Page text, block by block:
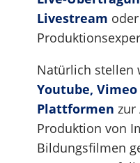
Livestream
Natürlich stellen
Youtube,
Plattformen zur
Produktion von
Bildungsfilmen